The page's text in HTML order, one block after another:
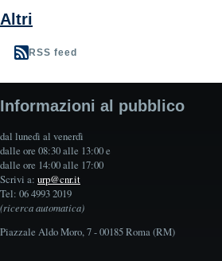
Altri
RSS feed
Informazioni al pubblico
dal lunedì al venerdì
dalle ore 08:30 alle 13:00 e
dalle ore 14:00 alle 17:00
Scrivi a: urp@cnr.it
Tel: 06 4993 2019
(ricerca automatica)
Piazzale Aldo Moro, 7 - 00185 Roma (RM)